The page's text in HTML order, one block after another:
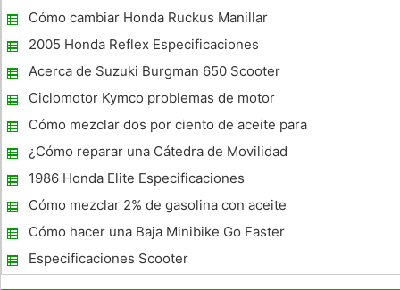
Cómo cambiar Honda Ruckus Manillar
Puños
2005 Honda Reflex Especificaciones
Acerca de Suzuki Burgman 650 Scooter
Ciclomotor Kymco problemas de motor
Cómo mezclar dos por ciento de aceite para
un ciclomotor
¿Cómo reparar una Cátedra de Movilidad
1986 Honda Elite Especificaciones
Cómo mezclar 2% de gasolina con aceite
para un ciclomotor
Cómo hacer una Baja Minibike Go Faster
Especificaciones Scooter